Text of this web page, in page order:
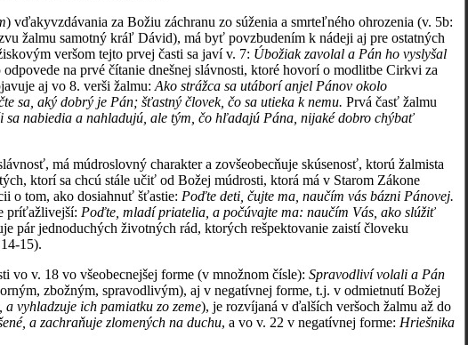
) vďakyvzdávania za Božiu záchranu zo súženia a smrteľného ohrozenia (v. 5b:
žalmu samotný kráľ Dávid), má byť povzbudením k nádeji aj pre ostatných
veršom tejto prvej časti sa javí v. 7: Úbožiak zavolal a Pán ho vyslyšal
na prvé čítanie dnešnej slávnosti, ktoré hovorí o modlitbe Cirkvi za
aj vo 8. verši žalmu: Ako strážca sa utáborí anjel Pánov okolo
sa, aký dobrý je Pán; šťastný človek, čo sa utieka k nemu. Prvá časť žalmu
sa nabiedia a nahladujú, ale tým, čo hľadajú Pána, nijaké dobro chýbať
má múdroslovný charakter a zovšeobecňuje skúsenosť, ktorú žalmista
ktorí sa chcú stále učiť od Božej múdrosti, ktorá má v Starom Zákone
o tom, ako dosiahnuť šťastie: Poďte deti, čujte ma, naučím vás bázni Pánovej.
príťažlivejší: Poďte, mladí priatelia, a počúvajte ma: naučím Vás, ako slúžiť
pár jednoduchých životných rád, ktorých rešpektovanie zaistí človeku
15).
vo v. 18 vo všeobecnejšej forme (v množnom čísle): Spravodliví volali a Pán
zbožným, spravodlivým), aj v negatívnej forme, t.j. v odmietnutí Božej
vyhladzuje ich pamiatku zo zeme), je rozvíjaná v ďalších veršoch žalmu až do
a zachraňuje zlomených na duchu, a vo v. 22 v negatívnej forme: Hriešnika